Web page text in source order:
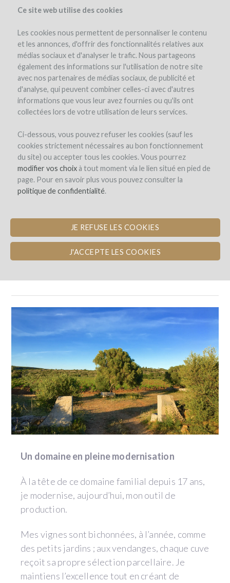
Ce site web utilise des cookies
Les cookies nous permettent de personnaliser le contenu
et les annonces, d'offrir des fonctionnalités relatives aux
médias sociaux et d'analyser le trafic. Nous partageons
également des informations sur l'utilisation de notre site
avec nos partenaires de médias sociaux, de publicité et
d'analyse, qui peuvent combiner celles-ci avec d'autres
informations que vous leur avez fournies ou qu'ils ont
collectées lors de votre utilisation de leurs services.
Ci-dessous, vous pouvez refuser les cookies (sauf les
cookies strictement nécessaires au bon fonctionnement
du site) ou accepter tous les cookies. Vous pourrez
modifier vos choixà tout moment via le lien situé en pied de
page. Pour en savoir plus vous pouvez consulter la
politique de confidentialité.
JE REFUSE LES COOKIES
J'ACCEPTE LES COOKIES
le projet le domaine détails du projet avis d'experts
les remboursements en vin
Domaine Les Mille Vignes
FINANCEMENT D'UNE NOUVELLE
Un domaine en pleine modernisation
À la tête de ce domaine familial depuis 17 ans,
je modernise, aujourd’hui, mon outil de
production.
Mes vignes sont bichonnées, à l’année, comme
des petits jardins ; aux vendanges, chaque cuve
reçoit sa propre sélection parcellaire. Je
maintiens l’excellence tout en créant de